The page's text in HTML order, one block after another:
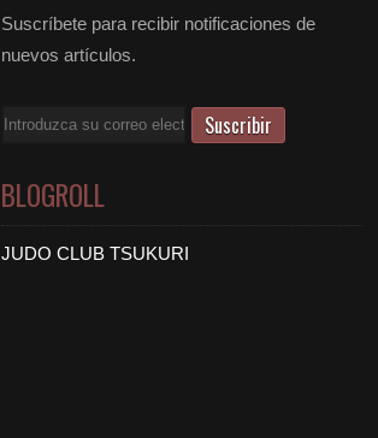
Suscríbete para recibir notificaciones de
nuevos artículos.
Email
BLOGROLL
JUDO CLUB TSUKURI